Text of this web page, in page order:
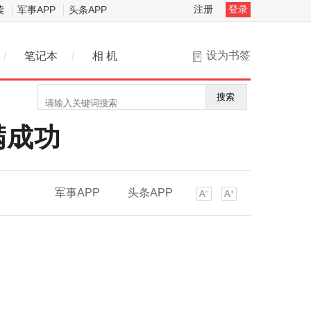
军事APP 头条APP 注册 登录
设为书签
/ 笔记本 / 相 机
搜索
功
军事APP 头条APP